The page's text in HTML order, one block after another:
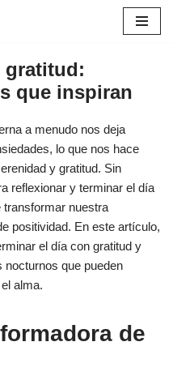
gratitud:
que inspiran
a menudo nos deja
lo que nos hace
y gratitud. Sin
reflexionar y terminar el día
nuestra
positividad. En este artículo,
el día con gratitud y
nocturnos que pueden
alma.
de